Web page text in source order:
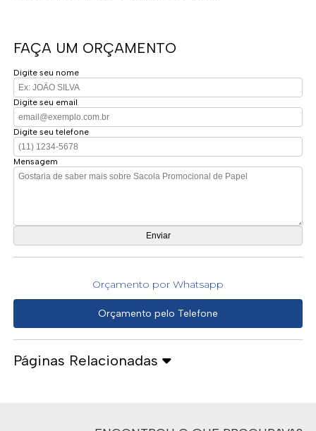
FAÇA UM ORÇAMENTO
Digite seu nome
Digite seu email
Digite seu telefone
Mensagem
Orçamento por Whatsapp
Orçamento pelo Telefone
Páginas Relacionadas